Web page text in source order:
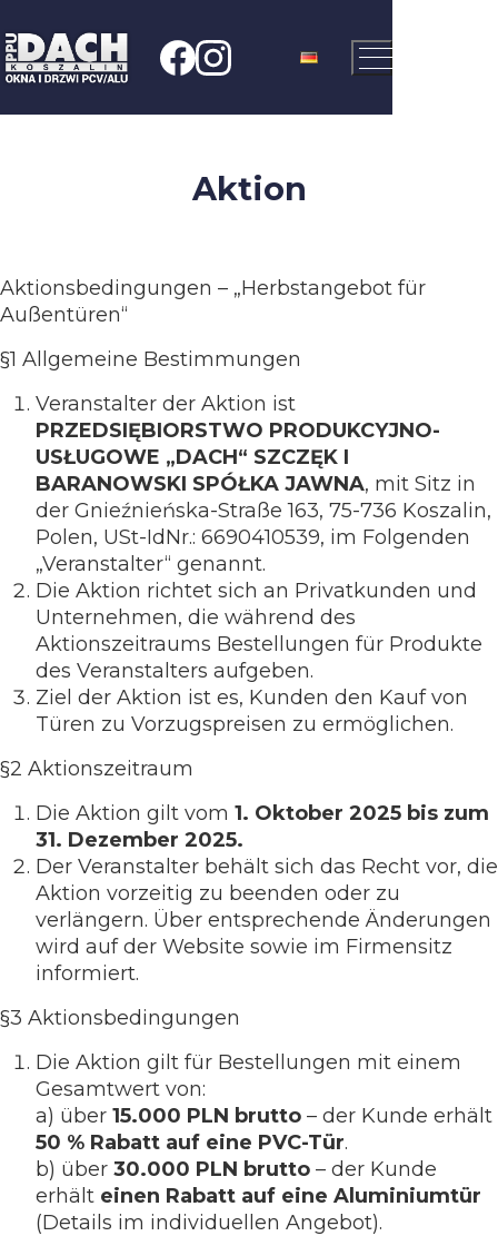
Aktion
Aktionsbedingungen – „Herbstangebot für
Außentüren“
§1 Allgemeine Bestimmungen
Veranstalter der Aktion ist
PRZEDSIĘBIORSTWO PRODUKCYJNO-
USŁUGOWE „DACH“ SZCZĘK I
BARANOWSKI SPÓŁKA JAWNA, mit Sitz in
der Gnieźnieńska-Straße 163, 75-736 Koszalin,
Polen, USt-IdNr.: 6690410539, im Folgenden
„Veranstalter“ genannt.
Die Aktion richtet sich an Privatkunden und
Unternehmen, die während des
Aktionszeitraums Bestellungen für Produkte
des Veranstalters aufgeben.
Ziel der Aktion ist es, Kunden den Kauf von
Türen zu Vorzugspreisen zu ermöglichen.
§2 Aktionszeitraum
Die Aktion gilt vom 1. Oktober 2025 bis zum
31. Dezember 2025.
Der Veranstalter behält sich das Recht vor, die
Aktion vorzeitig zu beenden oder zu
verlängern. Über entsprechende Änderungen
wird auf der Website sowie im Firmensitz
informiert.
§3 Aktionsbedingungen
Die Aktion gilt für Bestellungen mit einem
Gesamtwert von:
a) über 15.000 PLN brutto – der Kunde erhält
50 % Rabatt auf eine PVC-Tür.
b) über 30.000 PLN brutto – der Kunde
erhält einen Rabatt auf eine Aluminiumtür
(Details im individuellen Angebot).